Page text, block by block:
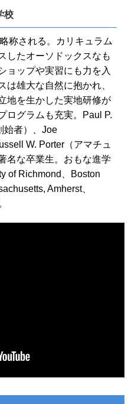
校
称される。カリキュラム
したオーソドックスなも
ョップや実習にも力を入
は雄大な自然に抱かれ、
地を生かした実地研修が
ログラムも充実。Paul P.
始者）、Joe
W. Porter（アマチュ
名な卒業生。おもな進学
of Richmond、Boston
Amherst、